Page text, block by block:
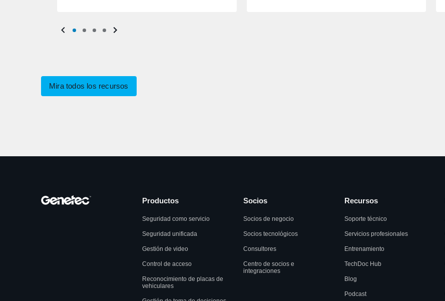
Mira todos los recursos
Productos
Seguridad como servicio
Seguridad unificada
Gestión de video
Control de acceso
Reconocimiento de placas de
vehiculares
Socios
Socios de negocio
Socios tecnológicos
Consultores
Centro de socios e
integraciones
Recursos
Soporte técnico
Servicios profesionales
Entrenamiento
TechDoc Hub
Blog
Podcast